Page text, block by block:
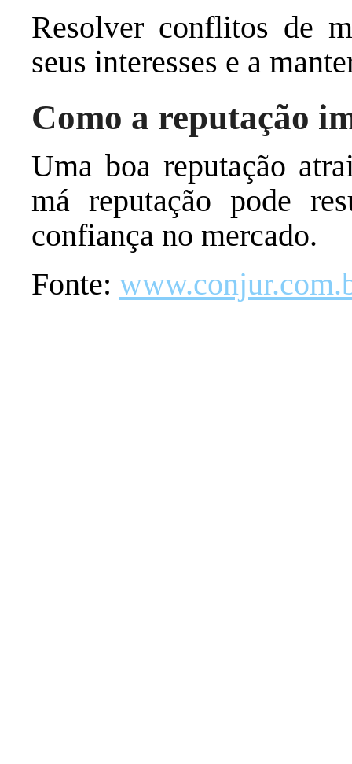
Resolver conflitos de
seus interesses e a
Como a reputação
Uma boa reputação
má reputação pode
confiança no mercado.
Fonte: